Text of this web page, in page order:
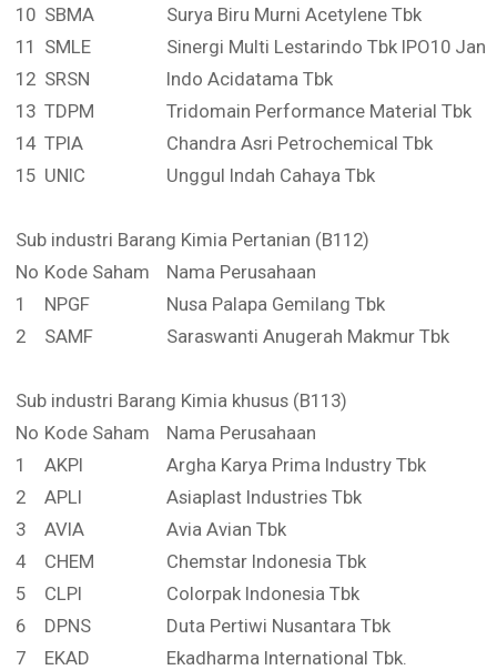
10 SBMA
Surya Biru Murni Acetylene Tbk
11 SMLE
Sinergi Multi Lestarindo Tbk IPO10
12 SRSN
Indo Acidatama Tbk
13 TDPM
Tridomain Performance Material Tbk
14 TPIA
Chandra Asri Petrochemical Tbk
15 UNIC Unggul Indah Cahaya Tbk
Sub industri Barang Kimia Pertanian (B112)
No Kode Saham
Nama Perusahaan
1
NPGF
Nusa Palapa Gemilang Tbk
2
SAMF Saraswanti Anugerah Makmur Tbk
Sub industri Barang Kimia khusus (B113)
No Kode Saham
Nama Perusahaan
1
AKPI
Argha Karya Prima Industry Tbk
2
APLI
Asiaplast Industries Tbk
3
AVIA
Avia Avian Tbk
4
CHEM
Chemstar Indonesia Tbk
5
CLPI
Colorpak Indonesia Tbk
6
DPNS
Duta Pertiwi Nusantara Tbk
7
EKAD
Ekadharma International Tbk.